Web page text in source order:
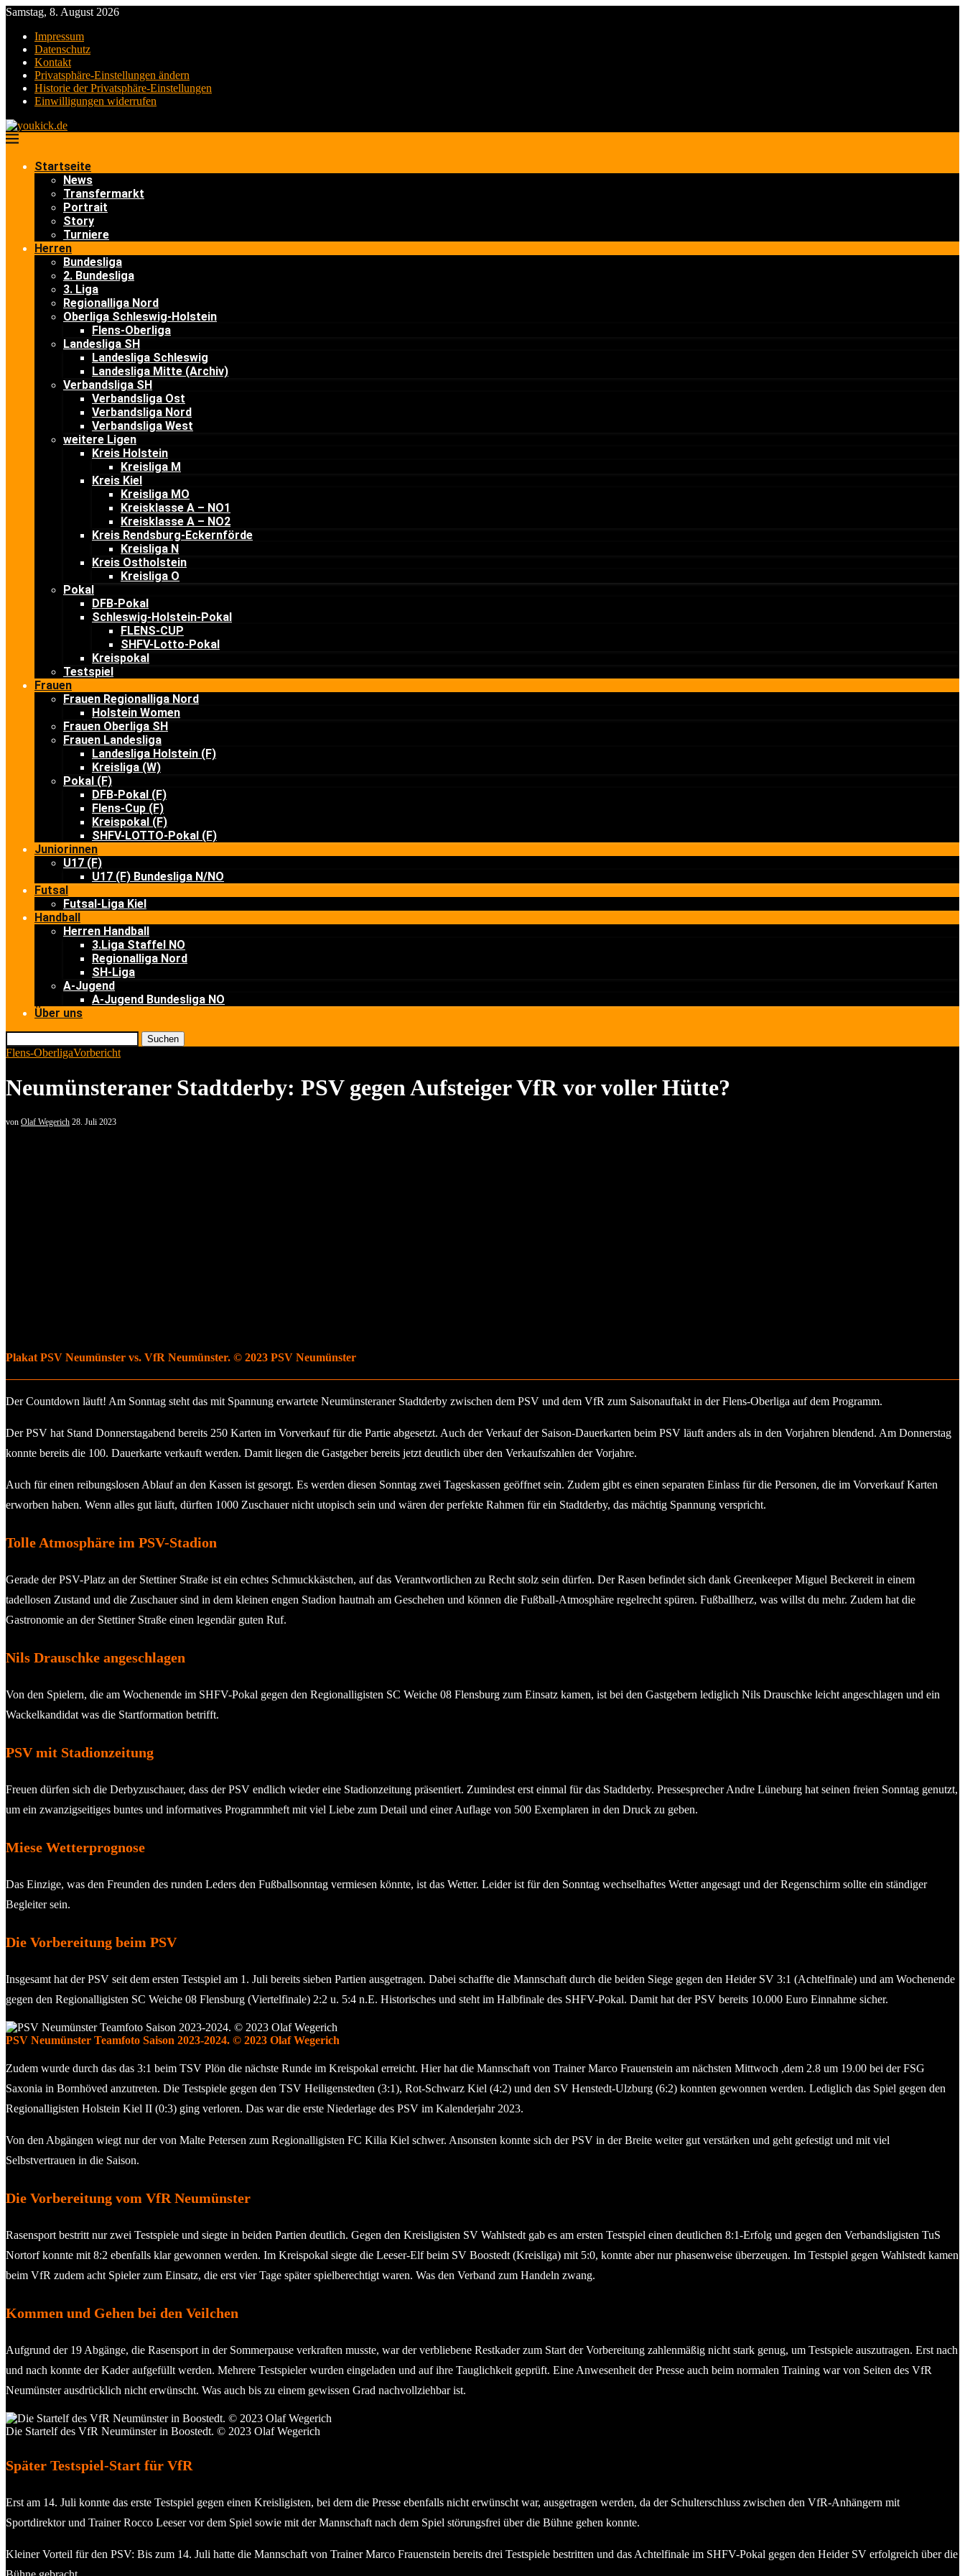
Samstag, 8. August 2026
Impressum
Datenschutz
Kontakt
Privatsphäre-Einstellungen ändern
Historie der Privatsphäre-Einstellungen
Einwilligungen widerrufen
Startseite
News
Transfermarkt
Portrait
Story
Turniere
Herren
Bundesliga
2. Bundesliga
3. Liga
Regionalliga Nord
Oberliga Schleswig-Holstein
Flens-Oberliga
Landesliga SH
Landesliga Schleswig
Landesliga Mitte (Archiv)
Verbandsliga SH
Verbandsliga Ost
Verbandsliga Nord
Verbandsliga West
weitere Ligen
Kreis Holstein
Kreisliga M
Kreis Kiel
Kreisliga MO
Kreisklasse A – NO1
Kreisklasse A – NO2
Kreis Rendsburg-Eckernförde
Kreisliga N
Kreis Ostholstein
Kreisliga O
Pokal
DFB-Pokal
Schleswig-Holstein-Pokal
FLENS-CUP
SHFV-Lotto-Pokal
Kreispokal
Testspiel
Frauen
Frauen Regionalliga Nord
Holstein Women
Frauen Oberliga SH
Frauen Landesliga
Landesliga Holstein (F)
Kreisliga (W)
Pokal (F)
DFB-Pokal (F)
Flens-Cup (F)
Kreispokal (F)
SHFV-LOTTO-Pokal (F)
Juniorinnen
U17 (F)
U17 (F) Bundesliga N/NO
Futsal
Futsal-Liga Kiel
Handball
Herren Handball
3.Liga Staffel NO
Regionalliga Nord
SH-Liga
A-Jugend
A-Jugend Bundesliga NO
Über uns
Suchen
Flens-OberligaVorbericht
Neumünsteraner Stadtderby: PSV gegen Aufsteiger VfR vor voller Hütte?
von Olaf Wegerich 28. Juli 2023
Plakat PSV Neumünster vs. VfR Neumünster. © 2023 PSV Neumünster
Der Countdown läuft! Am Sonntag steht das mit Spannung erwartete Neumünsteraner Stadtderby zwischen dem PSV und dem VfR zum Saisonauftakt in der Flens-Oberliga auf dem Programm.
Der PSV hat Stand Donnerstagabend bereits 250 Karten im Vorverkauf für die Partie abgesetzt. Auch der Verkauf der Saison-Dauerkarten beim PSV läuft anders als in den Vorjahren blendend. Am Donnerstag
konnte bereits die 100. Dauerkarte verkauft werden. Damit liegen die Gastgeber bereits jetzt deutlich über den Verkaufszahlen der Vorjahre.
Auch für einen reibungslosen Ablauf an den Kassen ist gesorgt. Es werden diesen Sonntag zwei Tageskassen geöffnet sein. Zudem gibt es einen separaten Einlass für die Personen, die im Vorverkauf Karten
erworben haben. Wenn alles gut läuft, dürften 1000 Zuschauer nicht utopisch sein und wären der perfekte Rahmen für ein Stadtderby, das mächtig Spannung verspricht.
Tolle Atmosphäre im PSV-Stadion
Gerade der PSV-Platz an der Stettiner Straße ist ein echtes Schmuckkästchen, auf das Verantwortlichen zu Recht stolz sein dürfen. Der Rasen befindet sich dank Greenkeeper Miguel Beckereit in einem
tadellosen Zustand und die Zuschauer sind in dem kleinen engen Stadion hautnah am Geschehen und können die Fußball-Atmosphäre regelrecht spüren. Fußballherz, was willst du mehr. Zudem hat die
Gastronomie an der Stettiner Straße einen legendär guten Ruf.
Nils Drauschke angeschlagen
Von den Spielern, die am Wochenende im SHFV-Pokal gegen den Regionalligisten SC Weiche 08 Flensburg zum Einsatz kamen, ist bei den Gastgebern lediglich Nils Drauschke leicht angeschlagen und ein
Wackelkandidat was die Startformation betrifft.
PSV mit Stadionzeitung
Freuen dürfen sich die Derbyzuschauer, dass der PSV endlich wieder eine Stadionzeitung präsentiert. Zumindest erst einmal für das Stadtderby. Pressesprecher Andre Lüneburg hat seinen freien Sonntag genutzt,
um ein zwanzigseitiges buntes und informatives Programmheft mit viel Liebe zum Detail und einer Auflage von 500 Exemplaren in den Druck zu geben.
Miese Wetterprognose
Das Einzige, was den Freunden des runden Leders den Fußballsonntag vermiesen könnte, ist das Wetter. Leider ist für den Sonntag wechselhaftes Wetter angesagt und der Regenschirm sollte ein ständiger
Begleiter sein.
Die Vorbereitung beim PSV
Insgesamt hat der PSV seit dem ersten Testspiel am 1. Juli bereits sieben Partien ausgetragen. Dabei schaffte die Mannschaft durch die beiden Siege gegen den Heider SV 3:1 (Achtelfinale) und am Wochenende
gegen den Regionalligisten SC Weiche 08 Flensburg (Viertelfinale) 2:2 u. 5:4 n.E. Historisches und steht im Halbfinale des SHFV-Pokal. Damit hat der PSV bereits 10.000 Euro Einnahme sicher.
PSV Neumünster Teamfoto Saison 2023-2024. © 2023 Olaf Wegerich
Zudem wurde durch das das 3:1 beim TSV Plön die nächste Runde im Kreispokal erreicht. Hier hat die Mannschaft von Trainer Marco Frauenstein am nächsten Mittwoch ,dem 2.8 um 19.00 bei der FSG
Saxonia in Bornhöved anzutreten. Die Testspiele gegen den TSV Heiligenstedten (3:1), Rot-Schwarz Kiel (4:2) und den SV Henstedt-Ulzburg (6:2) konnten gewonnen werden. Lediglich das Spiel gegen den
Regionalligisten Holstein Kiel II (0:3) ging verloren. Das war die erste Niederlage des PSV im Kalenderjahr 2023.
Von den Abgängen wiegt nur der von Malte Petersen zum Regionalligisten FC Kilia Kiel schwer. Ansonsten konnte sich der PSV in der Breite weiter gut verstärken und geht gefestigt und mit viel
Selbstvertrauen in die Saison.
Die Vorbereitung vom VfR Neumünster
Rasensport bestritt nur zwei Testspiele und siegte in beiden Partien deutlich. Gegen den Kreisligisten SV Wahlstedt gab es am ersten Testspiel einen deutlichen 8:1-Erfolg und gegen den Verbandsligisten TuS
Nortorf konnte mit 8:2 ebenfalls klar gewonnen werden. Im Kreispokal siegte die Leeser-Elf beim SV Boostedt (Kreisliga) mit 5:0, konnte aber nur phasenweise überzeugen. Im Testspiel gegen Wahlstedt kamen
beim VfR zudem acht Spieler zum Einsatz, die erst vier Tage später spielberechtigt waren. Was den Verband zum Handeln zwang.
Kommen und Gehen bei den Veilchen
Aufgrund der 19 Abgänge, die Rasensport in der Sommerpause verkraften musste, war der verbliebene Restkader zum Start der Vorbereitung zahlenmäßig nicht stark genug, um Testspiele auszutragen. Erst nach
und nach konnte der Kader aufgefüllt werden. Mehrere Testspieler wurden eingeladen und auf ihre Tauglichkeit geprüft. Eine Anwesenheit der Presse auch beim normalen Training war von Seiten des VfR
Neumünster ausdrücklich nicht erwünscht. Was auch bis zu einem gewissen Grad nachvollziehbar ist.
Die Startelf des VfR Neumünster in Boostedt. © 2023 Olaf Wegerich
Später Testspiel-Start für VfR
Erst am 14. Juli konnte das erste Testspiel gegen einen Kreisligisten, bei dem die Presse ebenfalls nicht erwünscht war, ausgetragen werden, da der Schulterschluss zwischen den VfR-Anhängern mit
Sportdirektor und Trainer Rocco Leeser vor dem Spiel sowie mit der Mannschaft nach dem Spiel störungsfrei über die Bühne gehen konnte.
Kleiner Vorteil für den PSV: Bis zum 14. Juli hatte die Mannschaft von Trainer Marco Frauenstein bereits drei Testspiele bestritten und das Achtelfinale im SHFV-Pokal gegen den Heider SV erfolgreich über die